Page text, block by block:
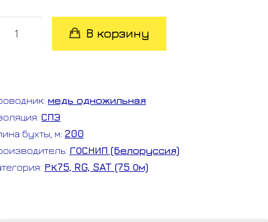
В корзину
медь одножильная
СПЭ
бухты, м: 200
ГОСНИП (Белоруссия)
РК75, RG, SAT (75 Ом)